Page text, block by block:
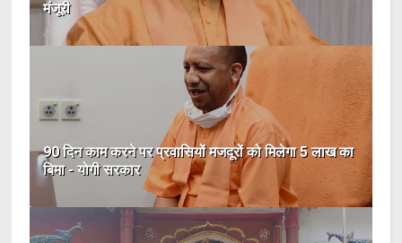
मंजूरी
90 दिन काम करने पर प्रवासियों मजदूरों को मिलेगा 5 लाख का
बिमा - योगी सरकार